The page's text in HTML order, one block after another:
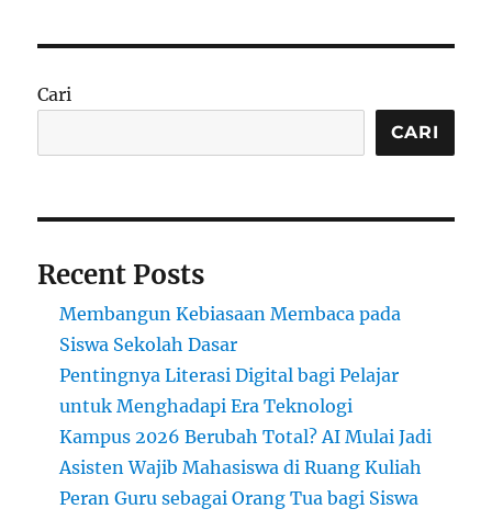
Cepat
Toko
Cari
CARI
Recent Posts
Membangun Kebiasaan Membaca pada
Siswa Sekolah Dasar
Pentingnya Literasi Digital bagi Pelajar
untuk Menghadapi Era Teknologi
Kampus 2026 Berubah Total? AI Mulai Jadi
Asisten Wajib Mahasiswa di Ruang Kuliah
Peran Guru sebagai Orang Tua bagi Siswa